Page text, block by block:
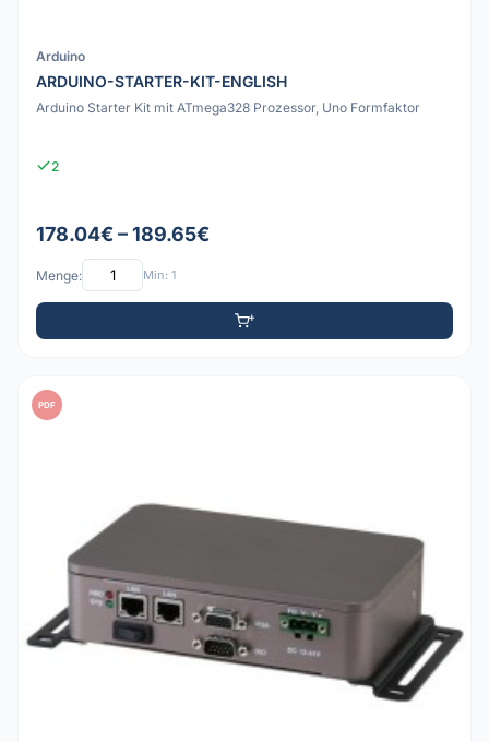
Arduino
ARDUINO-STARTER-KIT-ENGLISH
Arduino Starter Kit mit ATmega328 Prozessor, Uno Formfaktor
2
178.04€ – 189.65€
Menge: Min: 1
PDF